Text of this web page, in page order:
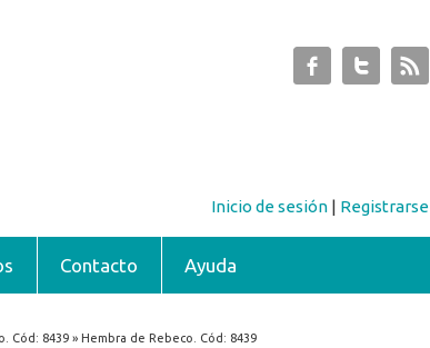
Inicio de sesión | Registrarse
Contacto Ayuda
Cód: 8439 » Hembra de Rebeco. Cód: 8439